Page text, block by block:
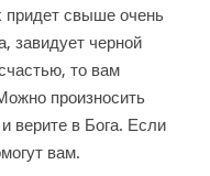
придет свыше очень
завидует черной
то вам
произносить
верите в Бога. Если
вам.